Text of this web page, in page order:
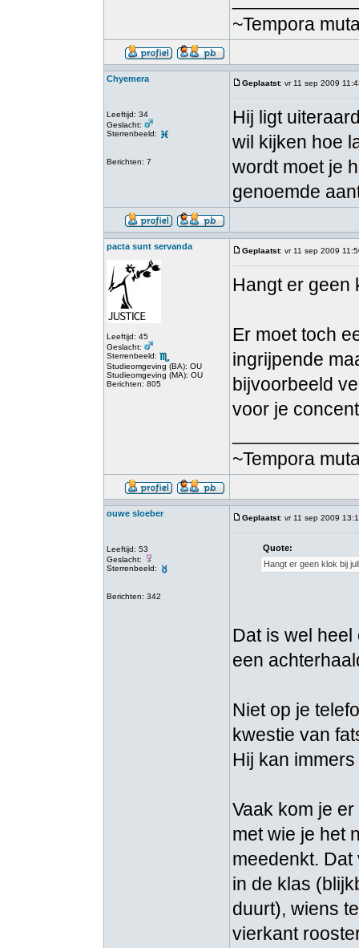
~Tempora
Chyemera
Leeftijd: 34
Geslacht:
Sterrenbeeld:
Berichten: 7
Geplaatst: vr 11 sep 2009
Hij ligt
wil kijken hoe
wordt moet je
genoemde
pacta sunt servanda
Leeftijd: 45
Geslacht:
Sterrenbeeld:
Studieomgeving (BA): OU
Studieomgeving (MA): OU
Berichten: 805
Geplaatst: vr 11 sep 2009
Hangt er geen
Er moet toch
ingrijpende
bijvoorbeeld
voor je
~Tempora
ouwe sloeber
Leeftijd: 53
Geslacht:
Sterrenbeeld:
Berichten: 342
Geplaatst: vr 11 sep 2009
Quote:
Hangt er geen klok bij
Dat is wel
een
Niet op je
kwestie van
Hij kan
Vaak kom je
met wie je het
meedenkt.
in de klas
duurt), wiens
vierkant